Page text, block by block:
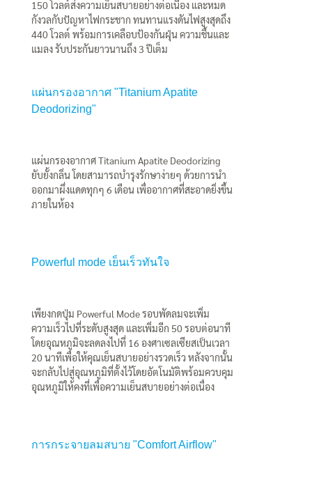
150 โวลต์ส่งความเย็นสบายอย่างต่อเนื่อง และหมด
กังวลกับปัญหาไฟกระชาก ทนทานแรงดันไฟสูงสุดถึง
440 โวลต์ พร้อมการเคลือบป้องกันฝุ่น ความชื้นและ
แมลง รับประกันยาวนานถึง 3 ปีเต็ม
แผ่นกรองอากาศ "Titanium Apatite
Deodorizing"
แผ่นกรองอากาศ Titanium Apatite Deodorizing
ยับยั้งกลิ่น โดยสามารถบำรุงรักษาง่ายๆ ด้วยการนำ
ออกมาผึ่งแดดทุกๆ 6 เดือน เพื่ออากาศที่สะอาดยิ่งขึ้น
ภายในห้อง
Powerful mode เย็นเร็วทันใจ
เพียงกดปุ่ม Powerful Mode รอบพัดลมจะเพิ่ม
ความเร็วไปที่ระดับสูงสุด และเพิ่มอีก 50 รอบต่อนาที
โดยอุณหภูมิจะลดลงไปที่ 16 องศาเซลเซียสเป็นเวลา
20 นาทีเพื่อให้คุณเย็นสบายอย่างรวดเร็ว หลังจากนั้น
จะกลับไปสู่อุณหภูมิที่ตั้งไว้โดยอัตโนมัติพร้อมควบคุม
อุณหภูมิให้คงที่เพื่อความเย็นสบายอย่างต่อเนื่อง
การกระจายลมสบาย "Comfort Airflow"